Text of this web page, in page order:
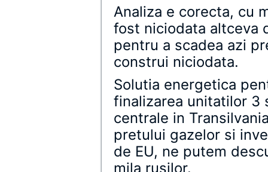
Analiza e corecta, cu
fost niciodata altceva
pentru a scadea azi
construi niciodata.
Solutia energetica
finalizarea unitatilor 3
centrale in
pretului gazelor si
de EU, ne putem
mila rusilor.